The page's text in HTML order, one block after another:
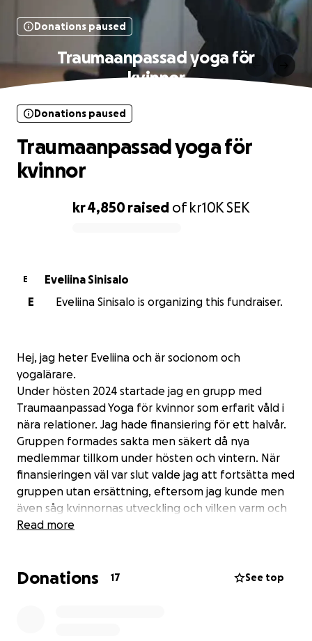
Donations paused
Traumaanpassad yoga för
kvinnor
kr 4,850 raised ofkr10KSEK
Donations paused
Traumaanpassad yoga för
kvinnor
E
Eveliina Sinisalo
E
Eveliina Sinisalo is organizing this fundraiser.
Hej, jag heter Eveliina och är socionom och
yogalärare.
Under hösten 2024 startade jag en grupp med
Traumaanpassad Yoga för kvinnor som erfarit våld i
nära relationer. Jag hade finansiering för ett halvår.
Gruppen formades sakta men säkert då nya
medlemmar tillkom under hösten och vintern. När
finansieringen väl var slut valde jag att fortsätta med
gruppen utan ersättning, eftersom jag kunde men
även såg kvinnornas utveckling och vilken varm och
trygg gemenskap yogan hade blivit för dem.
tillbaka: Kvinnors berättelser om Traumaanpasad
Read more
Donations 17 See top